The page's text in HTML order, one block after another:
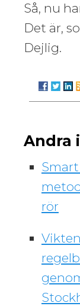
Så, nu
Det är,
Dejlig.
Andra
rör